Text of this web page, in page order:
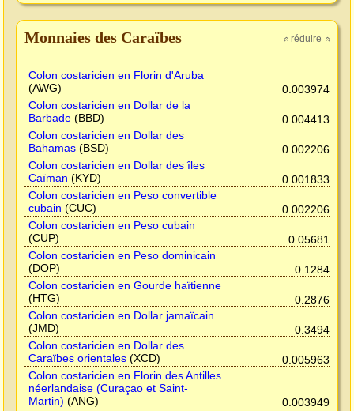
» réduire »
Monnaies des Caraïbes
Colon costaricien en Florin d'Aruba
(AWG)
0.003974
Colon costaricien en Dollar de la
Barbade (BBD)
0.004413
Colon costaricien en Dollar des
Bahamas (BSD)
0.002206
Colon costaricien en Dollar des îles
Caïman (KYD)
0.001833
Colon costaricien en Peso convertible
cubain (CUC)
0.002206
Colon costaricien en Peso cubain
(CUP)
0.05681
Colon costaricien en Peso dominicain
(DOP)
0.1284
Colon costaricien en Gourde haïtienne
(HTG)
0.2876
Colon costaricien en Dollar jamaïcain
(JMD)
0.3494
Colon costaricien en Dollar des
Caraïbes orientales (XCD)
0.005963
Colon costaricien en Florin des Antilles
néerlandaise (Curaçao et Saint-
Martin) (ANG)
0.003949